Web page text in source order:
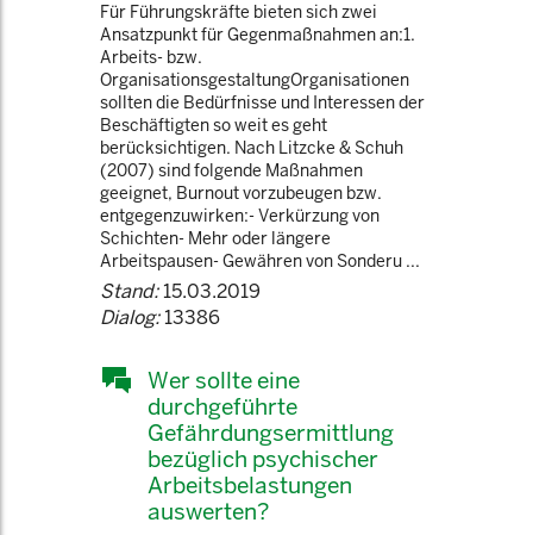
Für Führungskräfte bieten sich zwei
Ansatzpunkt für Gegenmaßnahmen an:1.
Arbeits- bzw.
OrganisationsgestaltungOrganisationen
sollten die Bedürfnisse und Interessen der
Beschäftigten so weit es geht
berücksichtigen. Nach Litzcke & Schuh
(2007) sind folgende Maßnahmen
geeignet, Burnout vorzubeugen bzw.
entgegenzuwirken:- Verkürzung von
Schichten- Mehr oder längere
Arbeitspausen- Gewähren von Sonderu ...
Stand:15.03.2019
Dialog:13386
Wer sollte eine
durchgeführte
Gefährdungsermittlung
bezüglich psychischer
Arbeitsbelastungen
auswerten?